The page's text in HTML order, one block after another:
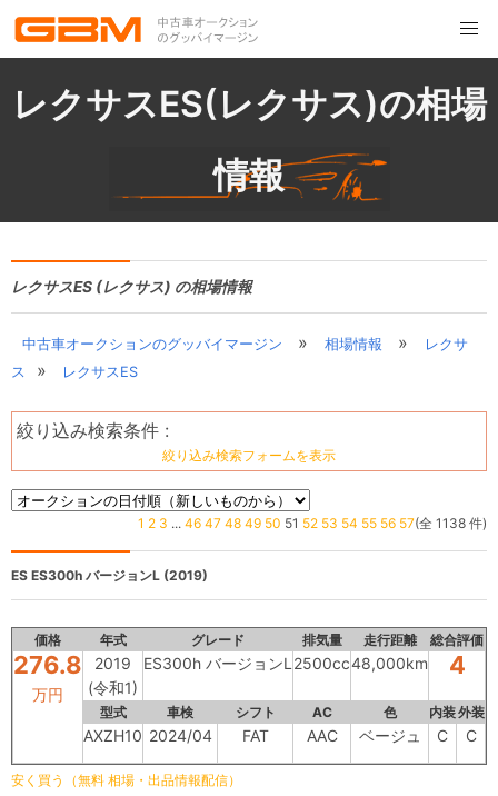
レクサスES(レクサス)の相場
情報
レクサスES (レクサス) の相場情報
中古車オークションのグッバイマージン » 相場情報 »
レクサ
ス
» レクサスES
絞り込み検索条件 :
絞り込み検索フォームを表示
1 2 3 ... 46 47 48 49 50 51 52 53 54 55 56 57(全 1138 件)
ES ES300h バージョンL (2019)
価格 年式 グレード 排気量 走行距離 総合評価
276.8
万円
2019
(令和1)
ES300h バージョンL 2500cc48,000km 4
型式 車検 シフト AC 色 内装外装
AXZH10 2024/04 FAT AAC ベージュ C C
安く買う（無料 相場・出品情報配信）